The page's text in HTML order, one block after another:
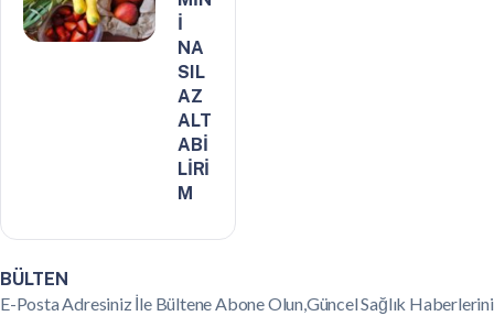
İ
NA
SIL
AZ
ALT
ABİ
LİRİ
M
BÜLTEN
E-Posta Adresiniz İle Bültene Abone Olun,Güncel Sağlık Haberlerini